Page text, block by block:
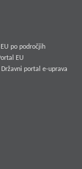
po področjih
EU
Državni portal e-uprava